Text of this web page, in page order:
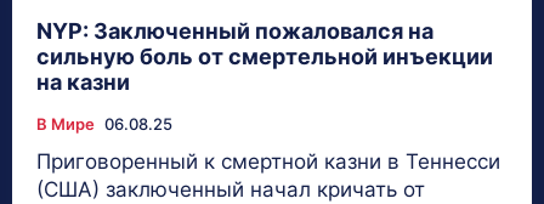
NYP: Заключенный пожаловался на
сильную боль от смертельной инъекции
на казни
В Мире 06.08.25
Приговоренный к смертной казни в Теннесси
(США) заключенный начал кричать от